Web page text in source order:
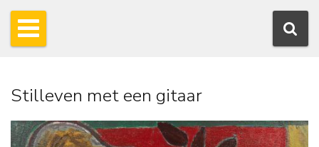
Stilleven met een gitaar